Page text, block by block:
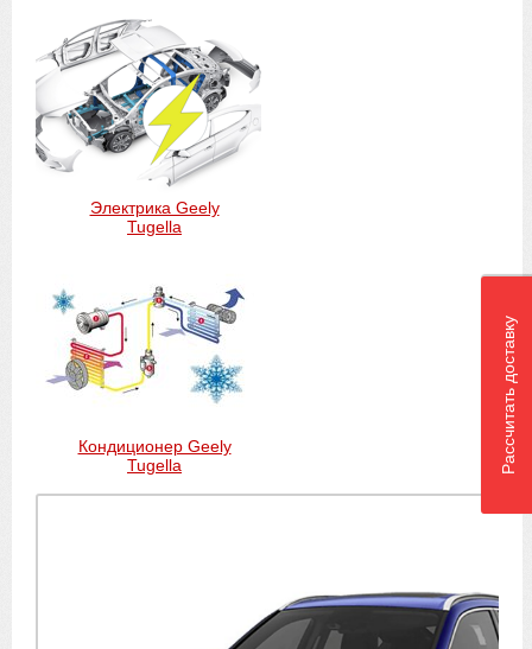
Электрика Geely
Tugella
Кондиционер Geely
Tugella
Рассчитать доставку